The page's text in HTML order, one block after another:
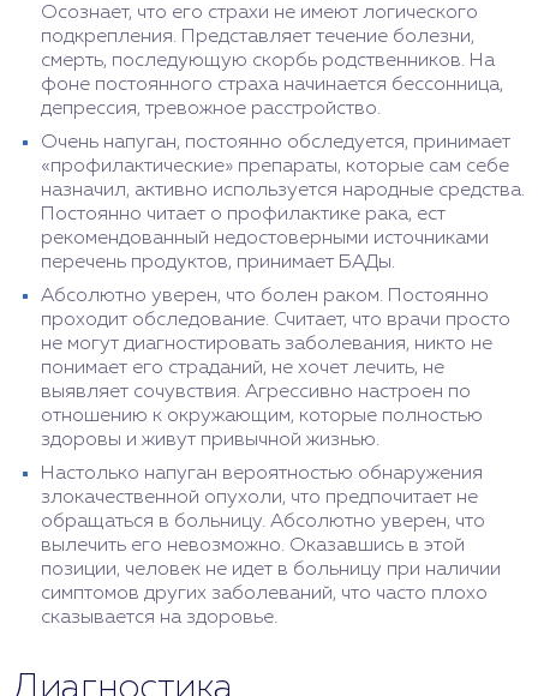
Осознает, что его страхи не имеют логического
подкрепления. Представляет течение болезни,
смерть, последующую скорбь родственников. На
фоне постоянного страха начинается бессонница,
депрессия, тревожное расстройство.
Очень напуган, постоянно обследуется, принимает
«профилактические» препараты, которые сам себе
назначил, активно используется народные средства.
Постоянно читает о профилактике рака, ест
рекомендованный недостоверными источниками
перечень продуктов, принимает БАДы.
Абсолютно уверен, что болен раком. Постоянно
проходит обследование. Считает, что врачи просто
не могут диагностировать заболевания, никто не
понимает его страданий, не хочет лечить, не
выявляет сочувствия. Агрессивно настроен по
отношению к окружающим, которые полностью
здоровы и живут привычной жизнью.
Настолько напуган вероятностью обнаружения
злокачественной опухоли, что предпочитает не
обращаться в больницу. Абсолютно уверен, что
вылечить его невозможно. Оказавшись в этой
позиции, человек не идет в больницу при наличии
симптомов других заболеваний, что часто плохо
сказывается на здоровье.
Диагностика